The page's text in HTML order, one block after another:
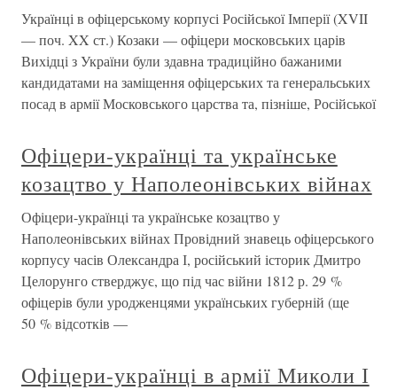
Українці в офіцерському корпусі Російської Імперії (XVII
— поч. XX ст.) Козаки — офіцери московських царів
Вихідці з України були здавна традиційно бажаними
кандидатами на заміщення офіцерських та генеральських
посад в армії Московського царства та, пізніше, Російської
Офіцери-українці та українське
козацтво у Наполеонівських війнах
Офіцери-українці та українське козацтво у
Наполеонівських війнах Провідний знавець офіцерського
корпусу часів Олександра І, російський історик Дмитро
Целорунго стверджує, що під час війни 1812 р. 29 %
офіцерів були уродженцями українських губерній (ще
50 % відсотків —
Офіцери-українці в армії Миколи І